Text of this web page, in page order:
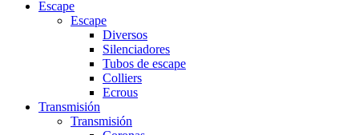
Escape
Escape
Diversos
Silenciadores
Tubos de escape
Colliers
Ecrous
Transmisión
Transmisión